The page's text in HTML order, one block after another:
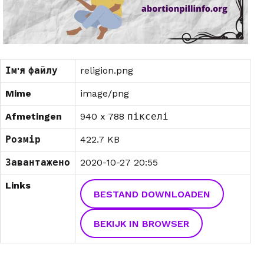
Ім'я файлу religion.png
Mime image/png
Afmetingen 940 x 788 пікселі
Розмір 422.7 KB
Завантажено 2020-10-27 20:55
Links
BESTAND DOWNLOADEN
BEKIJK IN BROWSER